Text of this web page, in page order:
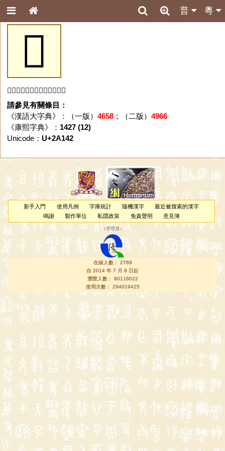
粵
普
𪅂
「𪅂」字未收錄於本資料庫。
請參見有關條目：
《漢語大字典》：（一版） 4658；（二版） 4966
《康熙字典》： 1427 (12)
Unicode： U+2A142
新手入門 使用凡例 字庫統計 隨機漢字
最近被搜索的漢字
鳴謝
製作單位 私隱政策 免責聲明 意見簿
（管理員 ）
在線人數： 2769
自 2014 年 7 月 8 日起
瀏覽人數： 80118022
使用次數： 294019425